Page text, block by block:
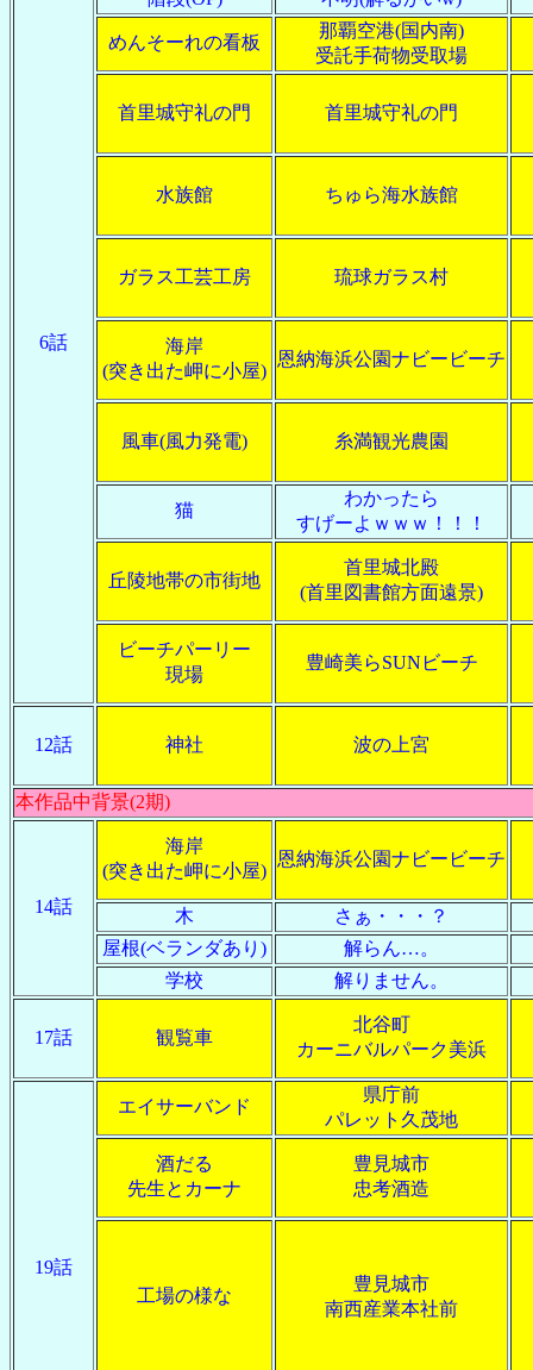
6話
めんそーれの看板
那覇空港(国内南)
受託手荷物受取場
首里城守礼の門 首里城守礼の門
水族館 ちゅら海水族館
ガラス工芸工房 琉球ガラス村
海岸
(突き出た岬に小屋)
恩納海浜公園ナビービーチ
風車(風力発電) 糸満観光農園
猫
わかったら
すげーよｗｗｗ！！！
丘陵地帯の市街地
首里城北殿
(首里図書館方面遠景)
ビーチパーリー
現場
豊崎美らSUNビーチ
12話 神社 波の上宮
本作品中背景(2期)
14話
海岸
(突き出た岬に小屋)
恩納海浜公園ナビービーチ
木
さぁ・・・？
屋根(ベランダあり)
解らん…。
学校
解りません。
17話 観覧車
北谷町
カーニバルパーク美浜
19話
エイサーバンド
県庁前
パレット久茂地
酒だる
先生とカーナ
豊見城市
忠考酒造
工場の様な
豊見城市
南西産業本社前